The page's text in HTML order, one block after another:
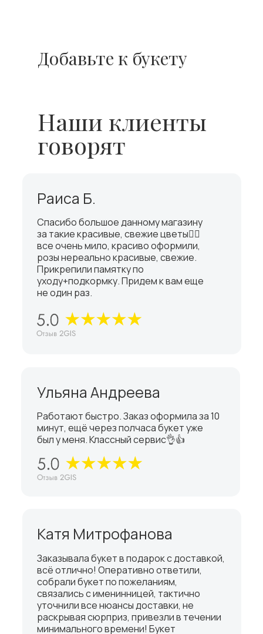
Добавьте к букету
Наши клиенты
говорят
Катя Митрофанова
Заказывала букет в подарок с доставкой,
всё отлично! Оперативно ответили,
собрали букет по пожеланиям,
связались с именинницей, тактично
уточнили все нюансы доставки, не
раскрывая сюрприз, привезли в течении
минимального времени! Букет
Раиса Б.
Спасибо большое данному магазину
за такие красивые, свежие цветы👍🏼
все очень мило, красиво оформили,
розы нереально красивые, свежие.
Прикрепили памятку по
уходу+подкормку. Придем к вам еще
не один раз.
Ульяна Андреева
Работают быстро. Заказ оформила за 10
минут, ещё через полчаса букет уже
был у меня. Классный сервис👌👍